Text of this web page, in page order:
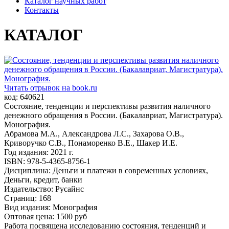
Контакты
КАТАЛОГ
Читать отрывок на book.ru
код: 640621
Состояние, тенденции и перспективы развития наличного
денежного обращения в России. (Бакалавриат, Магистратура).
Монография.
Абрамова М.А., Александрова Л.С., Захарова О.В.,
Криворучко С.В., Понаморенко В.Е., Шакер И.Е.
Год издания: 2021 г.
ISBN: 978-5-4365-8756-1
Дисциплина: Деньги и платежи в современных условиях,
Деньги, кредит, банки
Издательство: Русайнс
Страниц: 168
Вид издания: Монография
Оптовая цена: 1500 руб
Работа посвящена исследованию состояния, тенденций и